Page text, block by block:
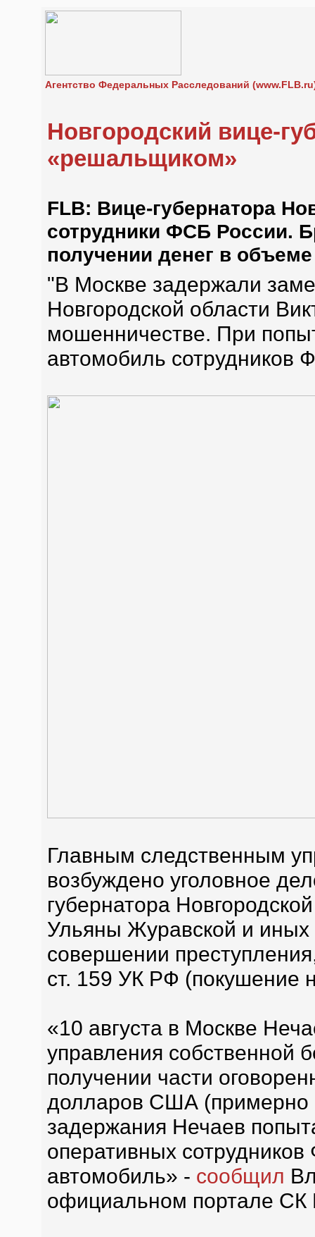
Агентство Федеральных Расследований
Новгородский вице-
«решальщиком»
FLB: Вице-губернатора
сотрудники ФСБ России.
получении денег в
"В Москве задержали
Новгородской области
мошенничестве. При
автомобиль сотрудников
Главным следственным
возбуждено уголовное
губернатора
Ульяны Журавской и
совершении
ст. 159 УК РФ (покушение
«10 августа в Москве
управления собственной
получении части
долларов США (примерно
задержания Нечаев
оперативных
автомобиль» - сообщил
официальном портале СК